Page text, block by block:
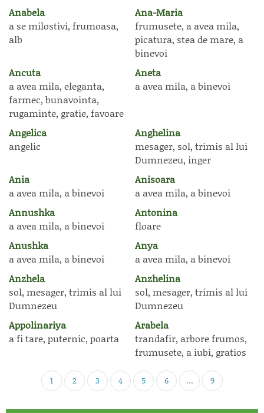
Anabela
a se milostivi, frumoasa,
alb
Ana-Maria
frumusete, a avea mila,
picatura, stea de mare, a
binevoi
Ancuta
a avea mila, eleganta,
farmec, bunavointa,
rugaminte, gratie, favoare
Aneta
a avea mila, a binevoi
Angelica
angelic
Anghelina
mesager, sol, trimis al lui
Dumnezeu, inger
Ania
a avea mila, a binevoi
Anisoara
a avea mila, a binevoi
Annushka
a avea mila, a binevoi
Antonina
floare
Anushka
a avea mila, a binevoi
Anya
a avea mila, a binevoi
Anzhela
sol, mesager, trimis al lui
Dumnezeu
Anzhelina
sol, mesager, trimis al lui
Dumnezeu
Appolinariya
a fi tare, puternic, poarta
Arabela
trandafir, arbore frumos,
frumusete, a iubi, gratios
1 2 3 4 5 6 ... 9